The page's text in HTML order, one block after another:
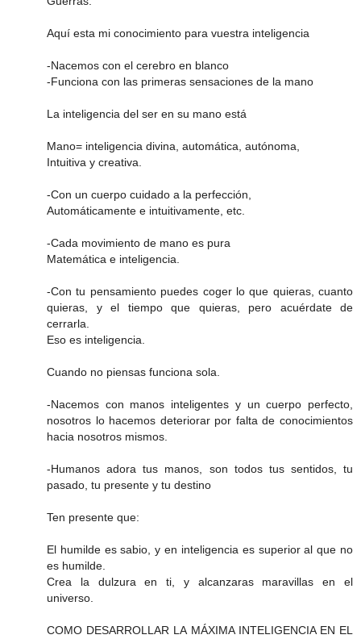
Aquí esta mi conocimiento para vuestra inteligencia
-Nacemos con el cerebro en blanco
-Funciona con las primeras sensaciones de la mano
La inteligencia del ser en su mano está
Mano= inteligencia divina, automática, autónoma,
Intuitiva y creativa.
-Con un cuerpo cuidado a la perfección,
Automáticamente e intuitivamente, etc.
-Cada movimiento de mano es pura
Matemática e inteligencia.
-Con tu pensamiento puedes coger lo que quieras, cuanto
quieras, y el tiempo que quieras, pero acuérdate de
cerrarla.
Eso es inteligencia.
Cuando no piensas funciona sola.
-Nacemos con manos inteligentes y un cuerpo perfecto,
nosotros lo hacemos deteriorar por falta de conocimientos
hacia nosotros mismos.
-Humanos adora tus manos, son todos tus sentidos, tu
pasado, tu presente y tu destino
Ten presente que:
El humilde es sabio, y en inteligencia es superior al que no
es humilde.
Crea la dulzura en ti, y alcanzaras maravillas en el
universo.
COMO DESARROLLAR LA MÁXIMA INTELIGENCIA EN EL